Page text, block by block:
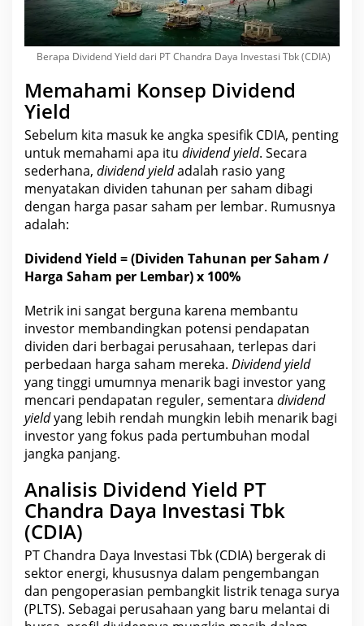
Berapa Dividend Yield dari PT Chandra Daya Investasi Tbk (CDIA)
Memahami Konsep Dividend
Yield
Sebelum kita masuk ke angka spesifik CDIA, penting
untuk memahami apa itu dividend yield. Secara
sederhana, dividend yieldadalah rasio yang
menyatakan dividen tahunan per saham dibagi
dengan harga pasar saham per lembar. Rumusnya
adalah:
Dividend Yield = (Dividen Tahunan perSaham /
Harga Saham per Lembar) x 100%
Metrik ini sangat berguna karena membantu
investor membandingkan potensi pendapatan
dividen dari berbagai perusahaan, terlepas dari
perbedaan harga saham mereka. Dividend yield
yang tinggi umumnya menarik bagi investoryang
mencari pendapatan reguler, sementara dividend
yieldyang lebih rendah mungkin lebih menarik bagi
investor yang fokus pada pertumbuhan modal
jangka panjang.
Analisis Dividend Yield PT
Chandra Daya Investasi Tbk
(CDIA)
PT Chandra Daya Investasi Tbk(CDIA) bergerak di
sektor energi, khususnya dalam pengembangan
dan pengoperasian pembangkit listrik tenaga surya
(PLTS). Sebagai perusahaan yang baru melantai di